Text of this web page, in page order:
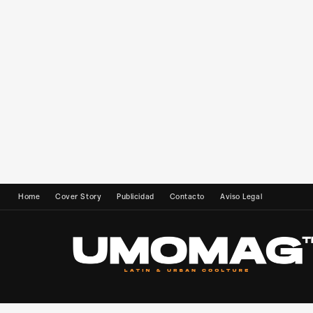
Home Cover Story Publicidad Contacto Aviso Legal